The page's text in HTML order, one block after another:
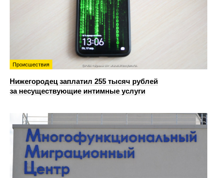
Происшествия
Нижегородец заплатил 255 тысяч рублей
за несуществующие интимные услуги